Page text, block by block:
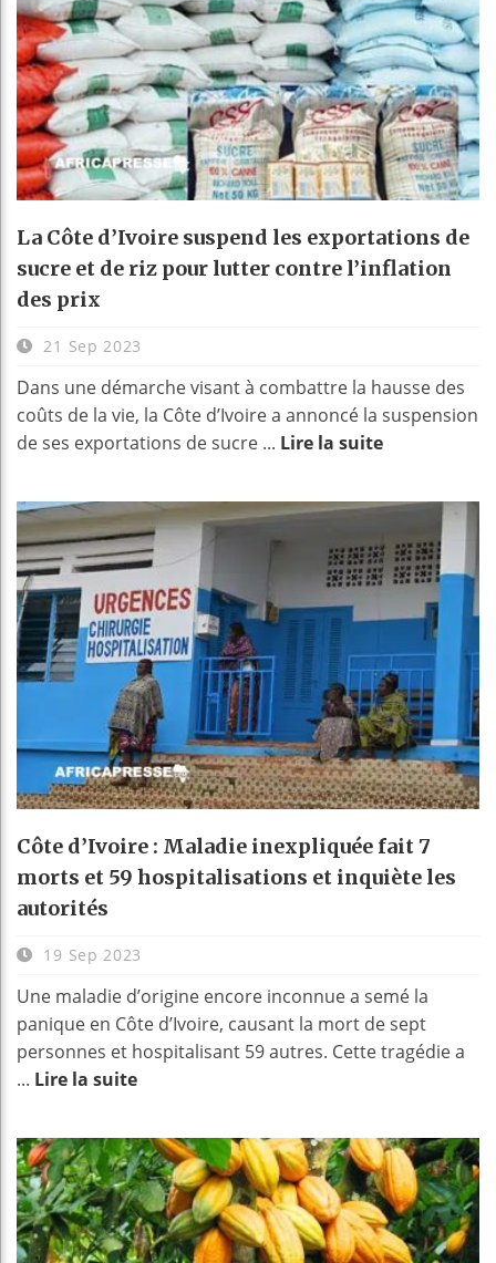
La Côte d’Ivoire suspend les exportations de
sucre et de riz pour lutter contre l’inflation
des prix
21 Sep 2023
Dans une démarche visant à combattre la hausse des
coûts de la vie, la Côte d’Ivoire a annoncé la suspension
de ses exportations de sucre ... Lire la suite
Côte d’Ivoire : Maladie inexpliquée fait 7
morts et 59 hospitalisations et inquiète les
autorités
19 Sep 2023
Une maladie d’origine encore inconnue a semé la
panique en Côte d’Ivoire, causant la mort de sept
personnes et hospitalisant 59 autres. Cette tragédie a
... Lire la suite